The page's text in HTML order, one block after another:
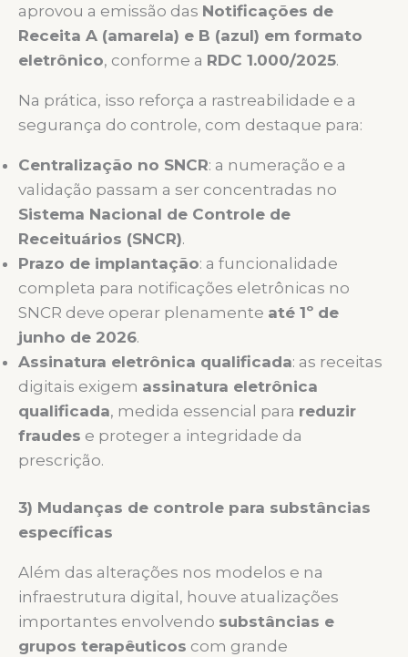
aprovou a emissão das Notificações de
Receita A (amarela) e B (azul) em formato
eletrônico, conforme a RDC 1.000/2025.
Na prática, isso reforça a rastreabilidade e a
segurança do controle, com destaque para:
Centralização no SNCR: a numeração e a
validação passam a ser concentradas no
Sistema Nacional de Controle de
Receituários (SNCR).
Prazo de implantação: a funcionalidade
completa para notificações eletrônicas no
SNCR deve operar plenamente até 1º de
junho de 2026.
Assinatura eletrônica qualificada: as receitas
digitais exigem assinatura eletrônica
qualificada, medida essencial para reduzir
fraudes e proteger a integridade da
prescrição.
3) Mudanças de controle para substâncias
específicas
Além das alterações nos modelos e na
infraestrutura digital, houve atualizações
importantes envolvendo substâncias e
grupos terapêuticos com grande